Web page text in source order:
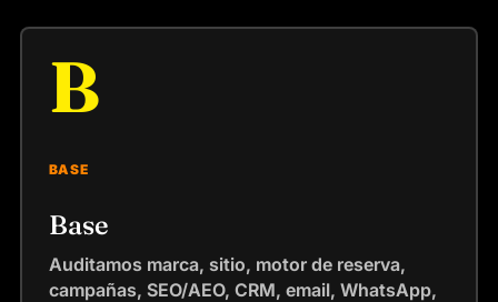
B
BASE
Base
Auditamos marca, sitio, motor de reserva,
campañas, SEO/AEO, CRM, email, WhatsApp,